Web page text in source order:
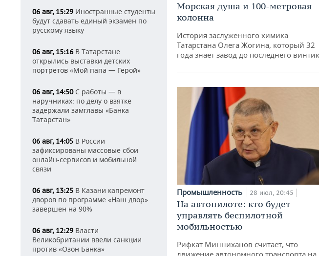
06 авг, 15:29 Иностранные студенты
будут сдавать единый экзамен по
русскому языку
06 авг, 15:16 В Татарстане
открылись выставки детских
портретов «Мой папа — Герой»
06 авг, 14:50С работы — в
наручниках: по делу о взятке
задержали замглавы «Банка
Татарстан»
06 авг, 14:05 В России
зафиксированы массовые сбои
онлайн-сервисов и мобильной
связи
06 авг, 13:25 В Казани капремонт
дворов по программе «Наш двор»
завершен на 90%
06 авг, 12:29 Власти
Великобритании ввели санкции
против «Озон Банка»
Морская душа и 100-метровая
колонна
История заслуженного химика
Татарстана Олега Жогина, который 32
года знает завод до последнего
Промышленность 28 июл, 20:45
На автопилоте: кто будет
управлять беспилотной
мобильностью
Рифкат Минниханов считает, что
движение автономного транспорта на